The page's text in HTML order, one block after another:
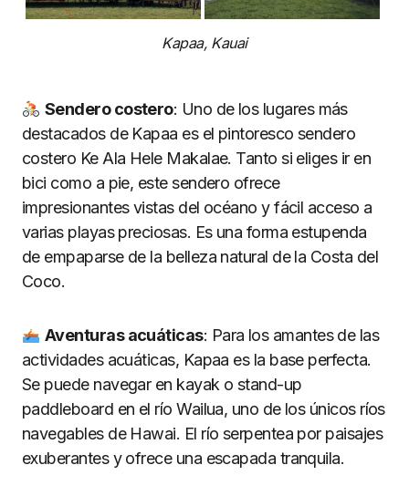
Kapaa, Kauai
Sendero costero: Uno de los lugares más
destacados de Kapaa es el pintoresco sendero
costero Ke Ala Hele Makalae. Tanto si eliges ir en
bici como a pie, este sendero ofrece
impresionantes vistas del océano y fácil acceso a
varias playas preciosas. Es una forma estupenda
de empaparse de la belleza natural de la Costa del
Coco.
Aventuras acuáticas: Para los amantes de las
actividades acuáticas, Kapaa es la base perfecta.
Se puede navegar en kayak o stand-up
paddleboard en el río Wailua, uno de los únicos ríos
navegables de Hawai. El río serpentea por paisajes
exuberantes y ofrece una escapada tranquila.